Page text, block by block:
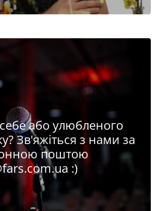
або улюбленого
Зв'яжіться з нами за
поштою
:)